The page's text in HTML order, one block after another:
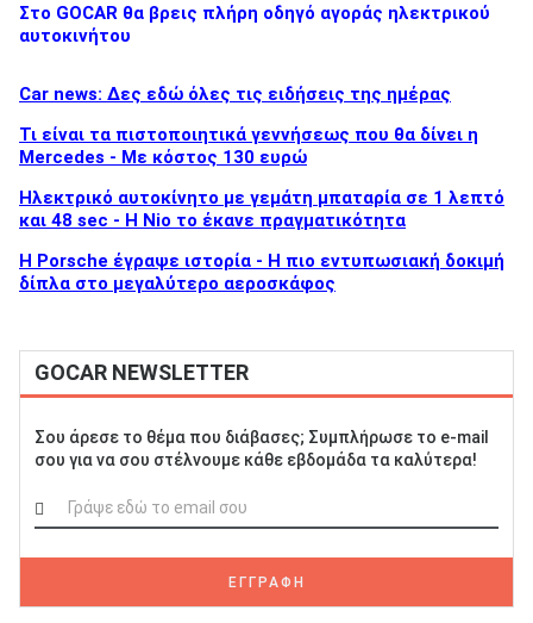
Στο GOCAR θα βρεις πλήρη οδηγό αγοράς ηλεκτρικού
αυτοκινήτου
Car news: Δες εδώ όλες τις ειδήσεις της ημέρας
Τι είναι τα πιστοποιητικά γεννήσεως που θα δίνει η
Mercedes - Με κόστος 130 ευρώ
Ηλεκτρικό αυτοκίνητο με γεμάτη μπαταρία σε 1 λεπτό
και 48 sec - Η Nio το έκανε πραγματικότητα
H Porsche έγραψε ιστορία - H πιο εντυπωσιακή δοκιμή
δίπλα στο μεγαλύτερο αεροσκάφος
GOCAR NEWSLETTER
Σου άρεσε το θέμα που διάβασες; Συμπλήρωσε το e-mail
σου για να σου στέλνουμε κάθε εβδομάδα τα καλύτερα!
ΕΓΓΡΑΦΗ